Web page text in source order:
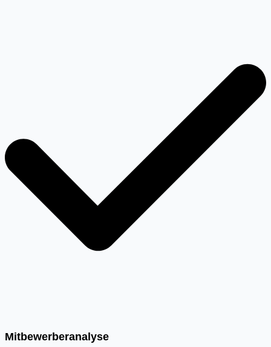
Mitbewerberanalyse